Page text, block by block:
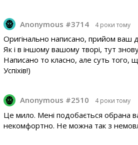
Anonymous #3714 4 роки тому
Оригінально написано, прийом ваш
Як і в іншому вашому творі, тут знову
Написано то класно, але суть того,
Успіхів!)
Anonymous #2510 4 роки тому
Це мило. Мені подобається обрана
некомфортно. Не можна так з